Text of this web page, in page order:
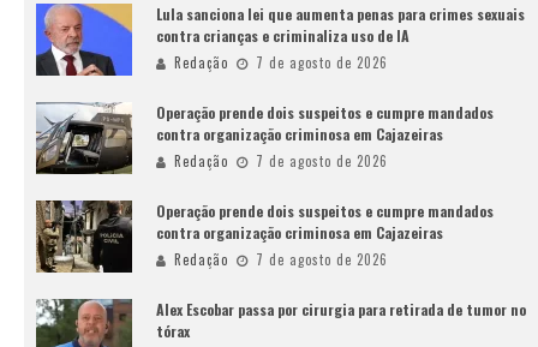
Lula sanciona lei que aumenta penas para crimes sexuais
contra crianças e criminaliza uso de IA
Redação 7 de agosto de 2026
Operação prende dois suspeitos e cumpre mandados
contra organização criminosa em Cajazeiras
Redação 7 de agosto de 2026
Operação prende dois suspeitos e cumpre mandados
contra organização criminosa em Cajazeiras
Redação 7 de agosto de 2026
Alex Escobar passa por cirurgia para retirada de tumor no
tórax